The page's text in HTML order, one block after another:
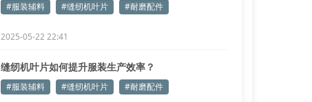
#服装辅料 #缝纫机叶片 #耐磨配件
2025-05-22 22:41
缝纫机叶片如何提升服装生产效率？
#服装辅料 #缝纫机叶片 #耐磨配件